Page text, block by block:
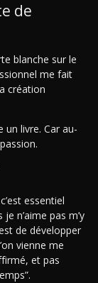
de
blanche sur le
me fait
création
un livre. Car au-
essentiel
n’aime pas m’y
de développer
vienne me
et pas